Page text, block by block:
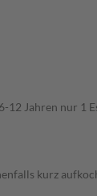
Jahren nur
kurz